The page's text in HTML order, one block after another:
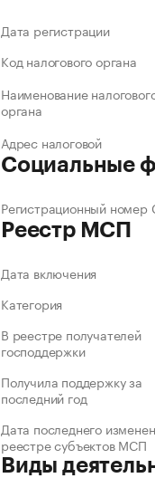
Дата регистрации
Код налогового органа
Наименование
органа
Адрес налоговой
Социальные
Регистрационный
Реестр МСП
Дата включения
Категория
В реестре получателей
господдержки
Получила поддержку за
последний год
Дата последнего
реестре субъектов МСП
Виды